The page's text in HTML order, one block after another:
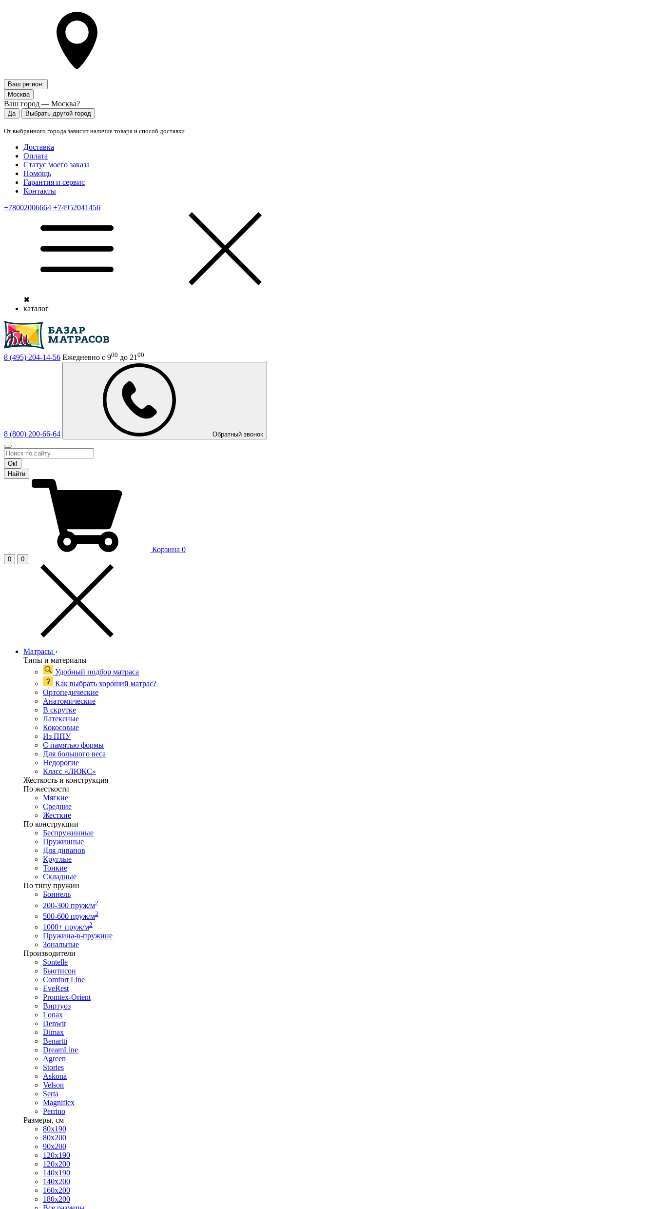
Ваш регион:
Москва
Ваш город — Москва?
Да Выбрать другой город
От выбранного города зависит наличие товара и способ доставки
Доставка
Оплата
Статус моего заказа
Помощь
Гарантия и сервис
Контакты
+78002006664 +74952041456
✖
каталог
8 (495) 204-14-56 Ежедневно с 900 до 21 00
8 (800) 200-66-64 Обратный звонок
Ок!
Найти
Корзина 0
0 0
Матрасы ›
Типы и материалы
Удобный подбор матраса
Как выбрать хороший матрас?
Ортопедические
Анатомические
В скрутке
Латексные
Кокосовые
Из ППУ
С памятью формы
Для большого веса
Недорогие
Класс «ЛЮКС»
Жесткость и конструкция
По жесткости
Мягкие
Средние
Жесткие
По конструкции
Беспружинные
Пружинные
Для диванов
Круглые
Тонкие
Складные
По типу пружин
Боннель
200-300 пруж/м2
500-600 пруж/м2
1000+ пруж/м2
Пружина-в-пружине
Зональные
Производители
Sontelle
Бьютисон
Comfort Line
EveRest
Promtex-Orient
Виртуоз
Lonax
Denwir
Dimax
Benartti
DreamLine
Agreen
Stories
Askona
Velson
Serta
Magniflex
Perrino
Размеры, см
80х190
80х200
90х200
120х190
120х200
140х190
140х200
160х200
180х200